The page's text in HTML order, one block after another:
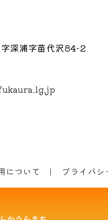
字深浦字苗代沢84-2
について プライバシ